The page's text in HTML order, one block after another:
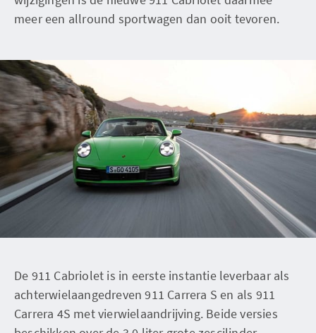
meer een allround sportwagen dan ooit tevoren.
De 911 Cabriolet is in eerste instantie leverbaar als
achterwielaangedreven 911 Carrera S en als 911
Carrera 4S met vierwielaandrijving. Beide versies